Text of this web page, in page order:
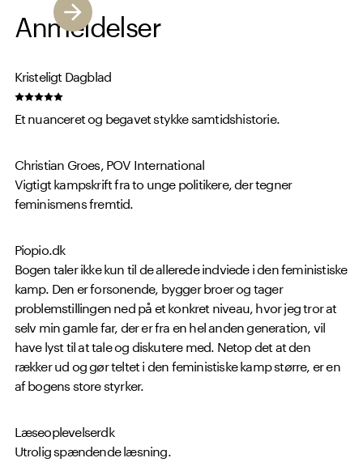
Anmeldelser
Kristeligt Dagblad
Et nuanceret og begavet stykke samtidshistorie.
Christian Groes, POV International
Vigtigt kampskrift fra to unge politikere, der tegner
feminismens fremtid.
Piopio.dk
Bogen taler ikke kun til de allerede indviede i den feministiske
kamp. Den er forsonende, bygger broer og tager
problemstillingen ned på et konkret niveau, hvor jeg tror at
selv min gamle far, der er fra en hel anden generation, vil
have lyst til at tale og diskutere med. Netop det at den
rækker ud og gør teltet i den feministiske kamp større, er en
af bogens store styrker.
Læseoplevelserdk
Utrolig spændende læsning.